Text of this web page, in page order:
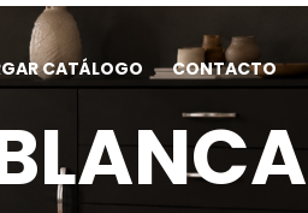
CATÁLOGO CONTACTO